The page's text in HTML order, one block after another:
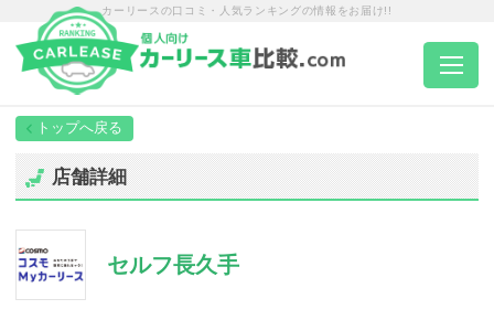
カーリースの口コミ・人気ランキングの情報をお届け!!
トップページ
エリア別ランキング
店舗詳細
セルフ長久手